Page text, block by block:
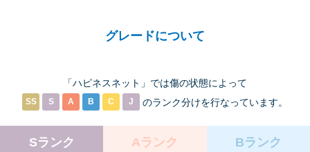
グレードについて
「ハピネスネット」では傷の状態によって
SS S A B C J のランク分けを行なっています。
Sランク Aランク Bランク